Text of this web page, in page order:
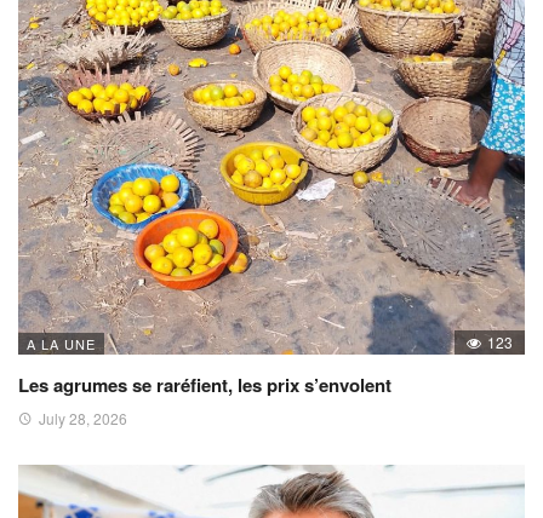
A LA UNE 123
Les agrumes se raréfient, les prix s’envolent
July 28, 2026